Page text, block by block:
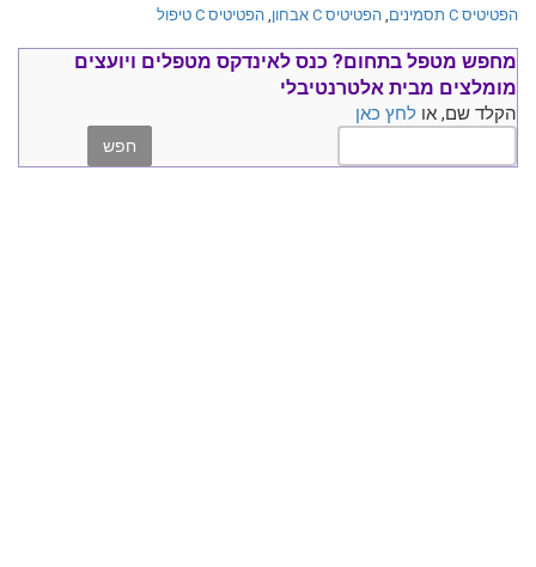
הפטיטיס C תסמינים
, הפטיטיס C אבחון , הפטיטיס C טיפול
מחפש מטפל בתחום? כנס לאינדקס מטפלים ויועצים
מומלצים מבית אלטרנטיבלי
הקלד שם, או לחץ כאן